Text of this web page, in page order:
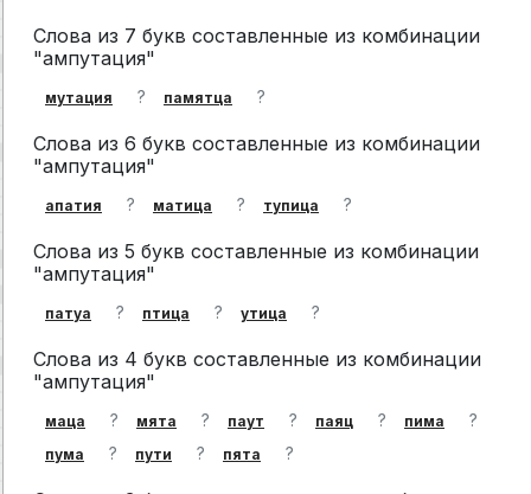
Слова из 7 букв составленные из комбинации
"ампутация"
мутация ? памятца ?
Слова из 6 букв составленные из комбинации
"ампутация"
апатия ? матица ? тупица ?
Слова из 5 букв составленные из комбинации
"ампутация"
патуа ? птица ? утица ?
Слова из 4 букв составленные из комбинации
"ампутация"
маца ? мята ? паут ? паяц ? пима ?
пума ? пути ? пята ?